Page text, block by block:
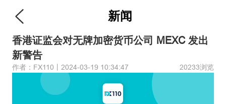
新闻
香港证监会对无牌加密货币公司 MEXC 发出
新警告
作者：FX110丨2024-03-19 10:34:47 20233浏览